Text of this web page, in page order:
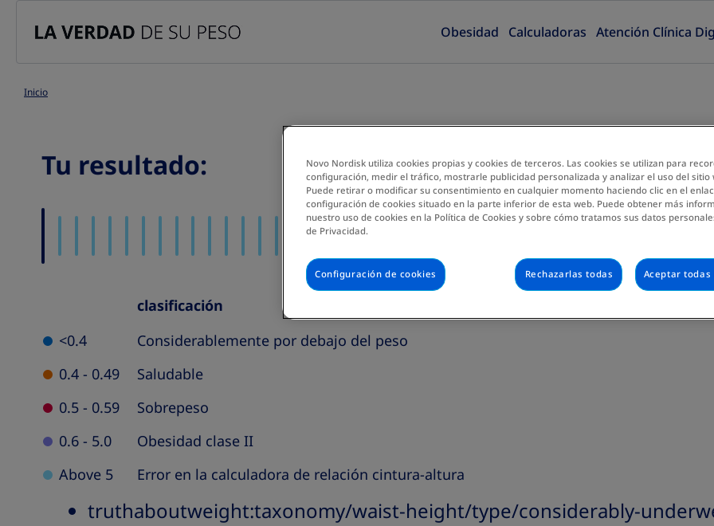
Obesidad
Calculadoras Atención Clínica
Inicio
Tu resultado:
Height
Table
clasificación
<0.4
Considerablemente por debajo del peso
0.4 - 0.49
Saludable
0.5 - 0.59
Sobrepeso
0.6 - 5.0
Obesidad clase II
Above 5
Error en la calculadora de relación cintura-altura
truthaboutweight:taxonomy/waist-height/type/considerably-
Novo Nordisk utiliza cookies propias y cookies de terceros. Las cookies se utilizan para
configuración, medir el tráfico, mostrarle publicidad personalizada y analizar el uso del sitio
Puede retirar o modificar su consentimiento en cualquier momento haciendo clic en el
configuración de cookies situado en la parte inferior de esta web. Puede obtener más
nuestro uso de cookies en la Política de Cookies y sobre cómo tratamos sus datos
de Privacidad.
Configuración de cookies Rechazarlas todas Aceptar todas